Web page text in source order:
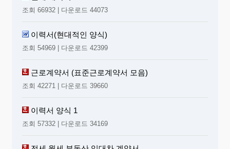
조회 66932 | 다운로드 44073
이력서(현대적인 양식)
조회 54969 | 다운로드 42399
근로계약서 (표준근로계약서 모음)
조회 42271 | 다운로드 39660
이력서 양식 1
조회 57332 | 다운로드 34169